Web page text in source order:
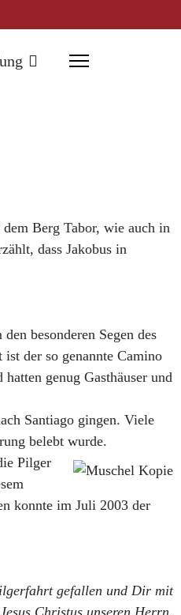
Berg Tabor, wie auch in
dass Jakobus in
besonderen Segen des
der so genannte Camino
genug Gasthäuser und
Santiago gingen. Viele
belebt wurde.
Pilger
konnte im Juli 2003 der
gefallen und Dir mit
Christus unseren Herrn.